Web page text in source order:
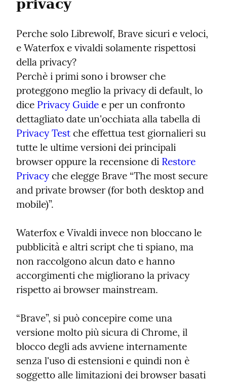
privacy
Perche solo Librewolf, Brave sicuri e veloci,
e Waterfox e vivaldi solamente rispettosi
della privacy?
Perchè i primi sono i browser che
proteggono meglio la privacy di default, lo
dice Privacy Guide e per un confronto
Privacy Test che effettua test giornalieri su
tutte le ultime versioni dei principali
browser oppure la recensione di Restore
Privacy che elegge Brave “The most secure
and private browser (for both desktop and
mobile)”.
Waterfox e Vivaldi invece non bloccano le
pubblicità e altri script che ti spiano, ma
non raccolgono alcun dato e hanno
accorgimenti che migliorano la privacy
rispetto ai browser mainstream.
“Brave”, si può concepire come una
versione molto più sicura di Chrome, il
blocco degli ads avviene internamente
senza l'uso di estensioni e quindi non è
soggetto alle limitazioni dei browser basati